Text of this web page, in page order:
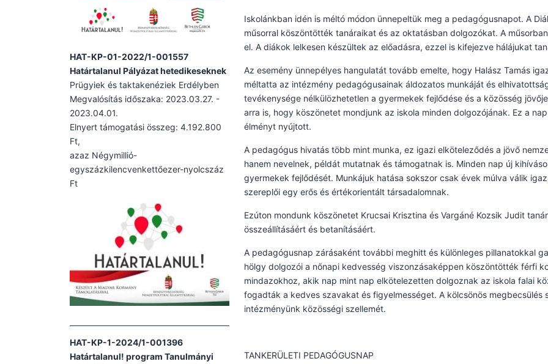
HAT-KP-01-2022/1-001557
Határtalanul Pályázat hetedikeseknek
Prügyiek és taktakenéziek Erdélyben
Megvalósítás időszaka: 2023.03.27. -
2023.04.01.
Elnyert támogatási összeg: 4.192.800
Ft,
azaz Négymillió-
egyszázkilencvenkettőezer-nyolcszáz
Ft
HAT-KP-1-2024/1-001396
Határtalanul! program Tanulmányi
Iskolánkban idén is méltó módon ünnepeltük meg a pedagógusnapot. A
műsorral köszöntötték tanáraikat és az oktatásban dolgozókat. A
el. A diákok lelkesen készültek az előadásra, ezzel is kifejezve hálájukat
Az esemény ünnepélyes hangulatát tovább emelte, hogy Halász Tamás
méltatta az intézmény pedagógusainak áldozatos munkáját és
tevékenysége nélkülözhetetlen a gyermekek fejlődése és a közösség
arra is, hogy köszönetet mondjunk az iskola minden dolgozójának. Ez a
élményt nyújtott.
A pedagógus hivatás több mint munka, ez igazi elköteleződés a jövő
hanem nevelnek, példát mutatnak és támogatnak is. Minden nap új
gyermekek fejlődését. Munkájuk hatása sokszor csak évek múlva válik
szereplői egy erős és értékorientált társadalomnak.
Ezúton mondunk köszönetet Krucsai Krisztina és Vargáné Kozsik Judit
összeállításáért és betanításáért.
A pedagógusnap zárásaként további meghitt és különleges pillanatokkal
hölgy dolgozói a nőnapi kedvesség viszonzásaképpen köszöntötték férfi
mindazokhoz, akik nap mint nap elkötelezetten dolgoznak az iskola falai
fogadták a kedves szavakat és figyelmességet. A kölcsönös
intézményünk közösségi szellemét.
TANKERÜLETI PEDAGÓGUSNAP